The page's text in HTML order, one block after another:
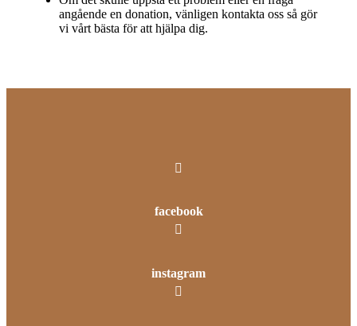
angående en donation, vänligen kontakta oss så gör
vi vårt bästa för att hjälpa dig.
facebook
instagram